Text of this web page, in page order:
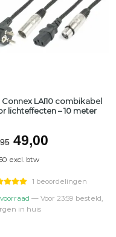
Connex LAI10 combikabel
lichteffecten – 10 meter
prijs
was:
€56,95.
49,00Huidige
€49,00.
excl. btw
1 beoordelingen
— Voor 23:59 besteld,
in huis